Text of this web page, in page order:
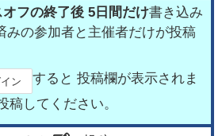
オフの終了後 5日間だけ書き込み
みの参加者と主催者だけが投稿
ン
すると 投稿欄が表示されま
稿してください。